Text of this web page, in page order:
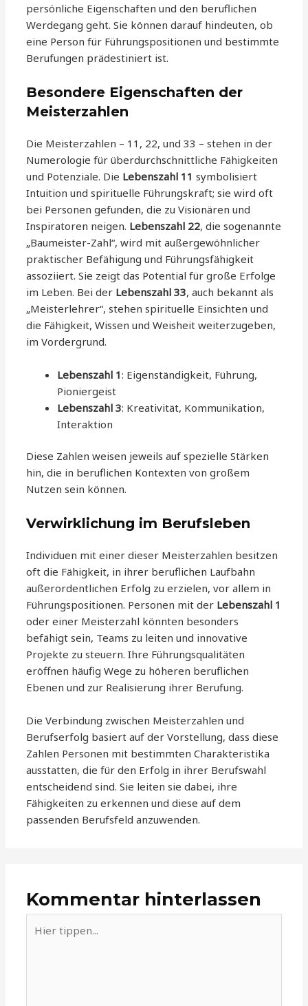
persönliche Eigenschaften und den beruflichen
Werdegang geht. Sie können darauf hindeuten, ob
eine Person für Führungspositionen und bestimmte
Berufungen prädestiniert ist.
Besondere Eigenschaften der
Meisterzahlen
Die Meisterzahlen – 11, 22, und 33 – stehen in der
Numerologie für überdurchschnittliche Fähigkeiten
und Potenziale. Die Lebenszahl 11 symbolisiert
Intuition und spirituelle Führungskraft; sie wird oft
bei Personen gefunden, die zu Visionären und
Inspiratoren neigen. Lebenszahl 22, die sogenannte
„Baumeister-Zahl“, wird mit außergewöhnlicher
praktischer Befähigung und Führungsfähigkeit
assoziiert. Sie zeigt das Potential für große Erfolge
im Leben. Bei der Lebenszahl 33, auch bekannt als
„Meisterlehrer“, stehen spirituelle Einsichten und
die Fähigkeit, Wissen und Weisheit weiterzugeben,
im Vordergrund.
Lebenszahl 1: Eigenständigkeit, Führung,
Pioniergeist
Lebenszahl 3: Kreativität, Kommunikation,
Interaktion
Diese Zahlen weisen jeweils auf spezielle Stärken
hin, die in beruflichen Kontexten von großem
Nutzen sein können.
Verwirklichung im Berufsleben
Individuen mit einer dieser Meisterzahlen besitzen
oft die Fähigkeit, in ihrer beruflichen Laufbahn
außerordentlichen Erfolg zu erzielen, vor allem in
Führungspositionen. Personen mit der Lebenszahl 1
oder einer Meisterzahl könnten besonders
befähigt sein, Teams zu leiten und innovative
Projekte zu steuern. Ihre Führungsqualitäten
eröffnen häufig Wege zu höheren beruflichen
Ebenen und zur Realisierung ihrer Berufung.
Die Verbindung zwischen Meisterzahlen und
Berufserfolg basiert auf der Vorstellung, dass diese
Zahlen Personen mit bestimmten Charakteristika
ausstatten, die für den Erfolg in ihrer Berufswahl
entscheidend sind. Sie leiten sie dabei, ihre
Fähigkeiten zu erkennen und diese auf dem
passenden Berufsfeld anzuwenden.
Kommentar hinterlassen
tippen...